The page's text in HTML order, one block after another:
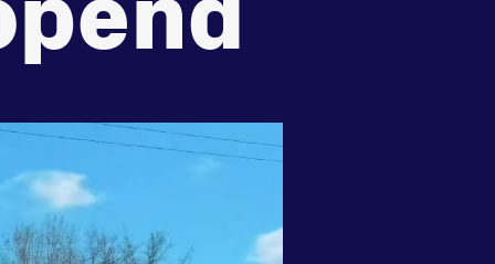
Huisregels
Vraag en contact